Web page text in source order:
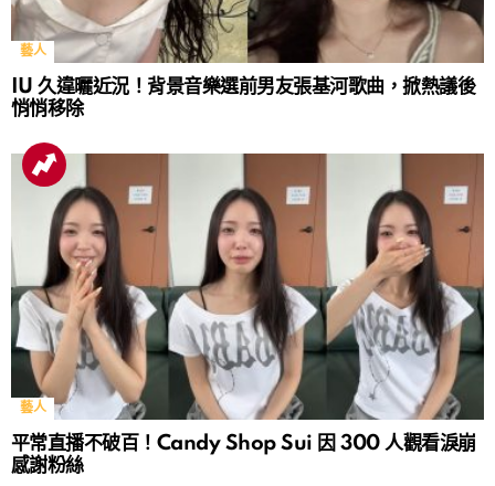
藝人
IU 久違曬近況！背景音樂選前男友張基河歌曲，掀熱議後
悄悄移除
藝人
平常直播不破百！Candy Shop Sui 因 300 人觀看淚崩
感謝粉絲